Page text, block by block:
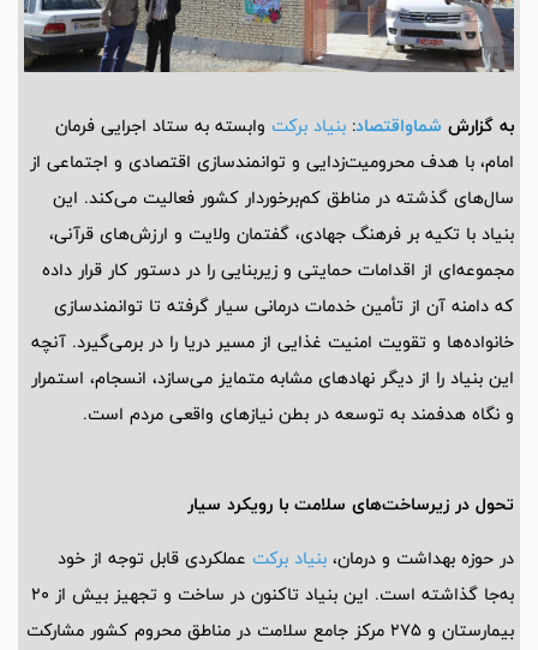
به گزارش شماواقتصاد: بنیاد برکت وابسته به ستاد اجرایی فرمان
امام، با هدف محرومیت‌زدایی و توانمندسازی اقتصادی و اجتماعی از
سال‌های گذشته در مناطق کم‌برخوردار کشور فعالیت می‌کند. این
بنیاد با تکیه بر فرهنگ جهادی، گفتمان ولایت و ارزش‌های قرآنی،
مجموعه‌ای از اقدامات حمایتی و زیربنایی را در دستور کار قرار داده
که دامنه آن از تأمین خدمات درمانی سیار گرفته تا توانمندسازی
خانواده‌ها و تقویت امنیت غذایی از مسیر دریا را در برمی‌گیرد. آنچه
این بنیاد را از دیگر نهادهای مشابه متمایز می‌سازد، انسجام، استمرار
و نگاه هدفمند به توسعه در بطن نیازهای واقعی مردم است.
تحول در زیرساخت‌های سلامت با رویکرد سیار
در حوزه بهداشت و درمان، بنیاد برکت عملکردی قابل توجه از خود
به‌جا گذاشته است. این بنیاد تاکنون در ساخت و تجهیز بیش از 20
بیمارستان و 275 مرکز جامع سلامت در مناطق محروم کشور مشارکت